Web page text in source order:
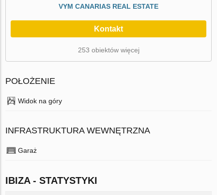
VYM CANARIAS REAL ESTATE
Kontakt
253 obiektów więcej
POŁOŻENIE
Widok na góry
INFRASTRUKTURA WEWNĘTRZNA
Garaż
IBIZA - STATYSTYKI